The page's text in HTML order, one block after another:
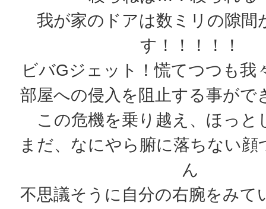
我が家のドアは数ミリの隙間
す！！！！！
ビバGジェット！慌てつつも我
部屋への侵入を阻止する事がで
この危機を乗り越え、ほっと
まだ、なにやら腑に落ちない顔
ん
不思議そうに自分の右腕をみて